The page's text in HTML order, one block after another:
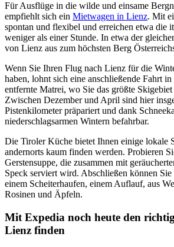
Für Ausflüge in die wilde und einsame
empfiehlt sich ein Mietwagen in Lienz. Mit
spontan und flexibel und erreichen etwa die
weniger als einer Stunde. In etwa der
von Lienz aus zum höchsten Berg
Wenn Sie Ihren Flug nach Lienz für die
haben, lohnt sich eine anschließende Fahrt
entfernte Matrei, wo Sie das größte
Zwischen Dezember und April sind hier
Pistenkilometer präpariert und dank
niederschlagsarmen Wintern befahrbar.
Die Tiroler Küche bietet Ihnen einige lokale
andernorts kaum finden werden. Probieren
Gerstensuppe, die zusammen mit
Speck serviert wird. Abschließen können
einem Scheiterhaufen, einem Auflauf, aus
Rosinen und Äpfeln.
Mit Expedia noch heute den
Lienz finden